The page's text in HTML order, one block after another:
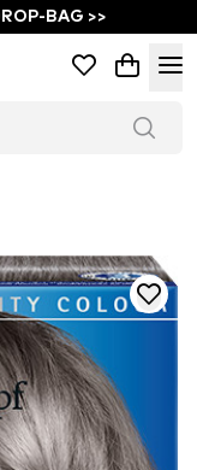
BAG >>